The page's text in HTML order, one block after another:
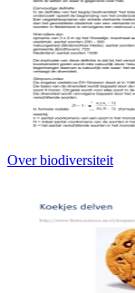
Over biodiversiteit